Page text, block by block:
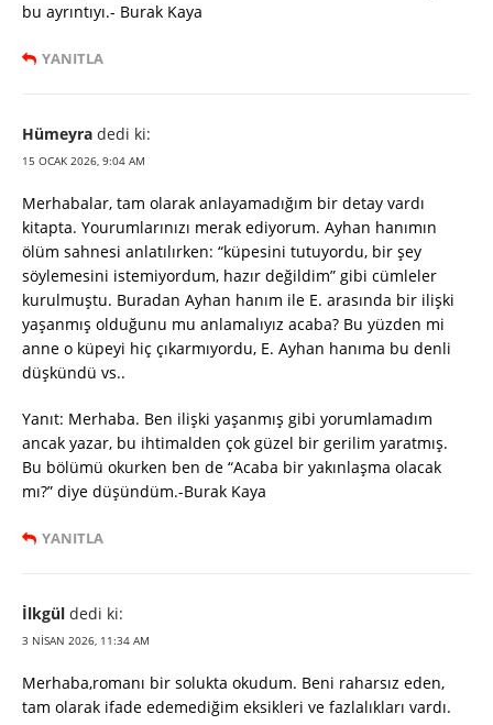
bu ayrıntıyı.- Burak Kaya
YANITLA
Hümeyra dedi ki:
15 OCAK 2026, 9:04 AM
Merhabalar, tam olarak anlayamadığım bir detay vardı
kitapta. Yourumlarınızı merak ediyorum. Ayhan hanımın
ölüm sahnesi anlatılırken: “küpesini tutuyordu, bir şey
söylemesini istemiyordum, hazır değildim” gibi cümleler
kurulmuştu. Buradan Ayhan hanım ile E. arasında bir ilişki
yaşanmış olduğunu mu anlamalıyız acaba? Bu yüzden mi
anne o küpeyi hiç çıkarmıyordu, E. Ayhan hanıma bu denli
düşkündü vs..
Yanıt: Merhaba. Ben ilişki yaşanmış gibi yorumlamadım
ancak yazar, bu ihtimalden çok güzel bir gerilim yaratmış.
Bu bölümü okurken ben de “Acaba bir yakınlaşma olacak
mı?” diye düşündüm.-Burak Kaya
YANITLA
İlkgül dedi ki:
3 NISAN 2026, 11:34 AM
Merhaba,romanı bir solukta okudum. Beni raharsız eden,
tam olarak ifade edemediğim eksikleri ve fazlalıkları vardı.